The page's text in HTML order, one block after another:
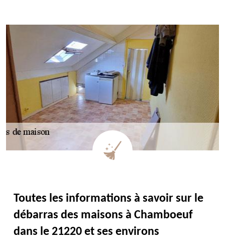
Toutes les informations à savoir sur le
débarras des maisons à Chamboeuf
dans le 21220 et ses environs